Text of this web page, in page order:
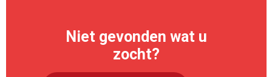
Niet gevonden wat u
zocht?